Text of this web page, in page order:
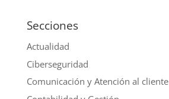
Secciones
Actualidad
Ciberseguridad
Comunicación y Atención al cliente